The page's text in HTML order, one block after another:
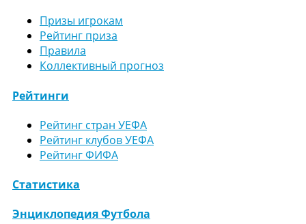
Призы игрокам
Рейтинг приза
Правила
Коллективный прогноз
Рейтинги
Рейтинг стран УЕФА
Рейтинг клубов УЕФА
Рейтинг ФИФА
Статистика
Энциклопедия Футбола